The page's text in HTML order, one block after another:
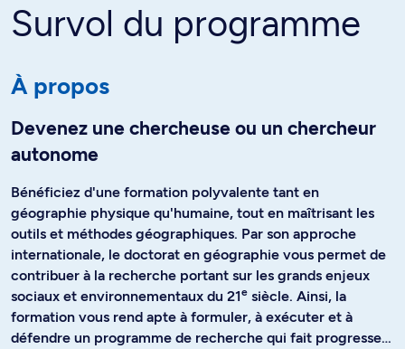
Survol du programme
À propos
Devenez une chercheuse ou un chercheur
autonome
Bénéficiez d'une formation polyvalente tant en
géographie physique qu'humaine, tout en maîtrisant les
outils et méthodes géographiques. Par son approche
internationale, le doctorat en géographie vous permet de
contribuer à la recherche portant sur les grands enjeux
sociaux et environnementaux du 21e siècle. Ainsi, la
formation vous rend apte à formuler, à exécuter et à
défendre un programme de recherche qui fait progresser